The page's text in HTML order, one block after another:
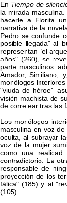
En Tiempo de
la mirada
hacerle a Florita
narrativa de la
Pedro se confunde
posible llegada" al
representan "el
años" (260), se
parte masculinos:
Amador, Similiano,
monólogos
"viuda de héroe",
visión machista de
de corretear tras las
Los monólogos
masculina en voz
oculta, al subrayar
voz de la mujer
como una
contradictorio. La
responsable de
proyección de los
fálica" (185) y al
(105).